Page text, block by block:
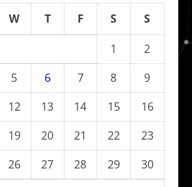
W T F S
S
1
2
5 6 7 8
9
12 13 14 15
16
19 20 21 22
23
26 27 28 29
30